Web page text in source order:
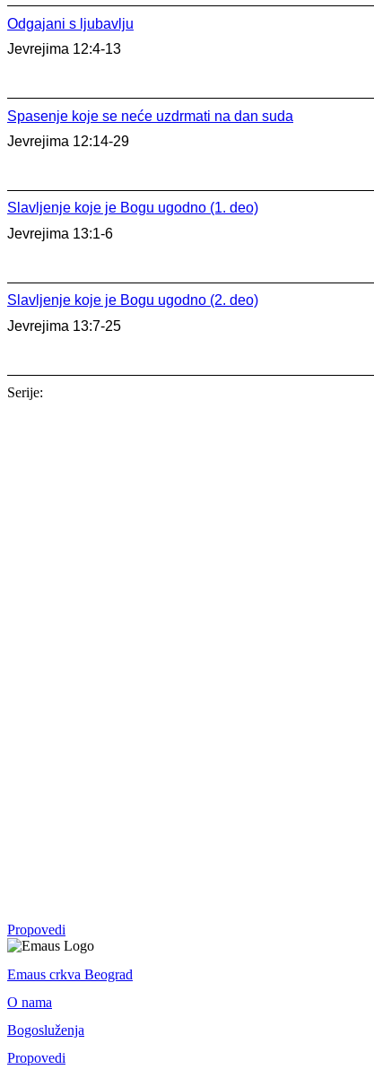
Odgajani s ljubavlju
Jevrejima 12:4-13
Spasenje koje se neće uzdrmati na dan suda
Jevrejima 12:14-29
Slavljenje koje je Bogu ugodno (1. deo)
Jevrejima 13:1-6
Slavljenje koje je Bogu ugodno (2. deo)
Jevrejima 13:7-25
Serije:
Propovedi
Emaus crkva Beograd
O nama
Bogosluženja
Propovedi